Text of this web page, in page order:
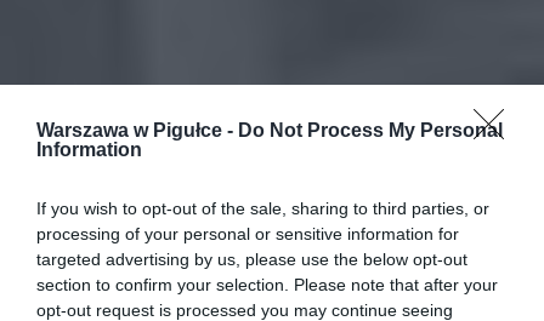
Warszawa w Pigułce - Do Not Process My Personal
Information
If you wish to opt-out of the sale, sharing to third parties, or
processing of your personal or sensitive information for
targeted advertising by us, please use the below opt-out
section to confirm your selection. Please note that after your
opt-out request is processed you may continue seeing